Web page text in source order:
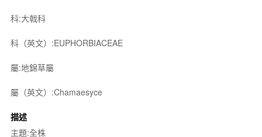
科:大戟科
科（英文）:EUPHORBIACEAE
屬:地錦草屬
屬（英文）:Chamaesyce
描述
主題:全株